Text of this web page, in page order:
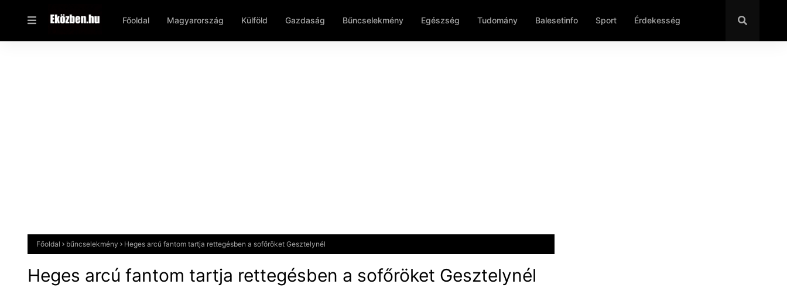
Főoldal Magyarország Külföld Gazdaság Bűncselekmény Egészség Tudomány Balesetinfo Sport Érdekesség
Főoldal bűncselekmény Heges arcú fantom tartja rettegésben a sofőröket Gesztelynél
Heges arcú fantom tartja rettegésben a sofőröket Gesztelynél